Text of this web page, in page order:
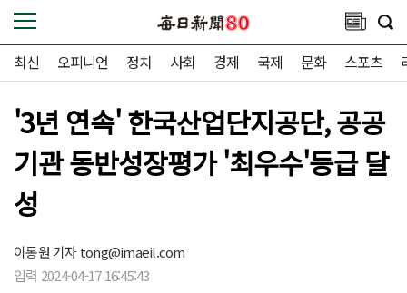
최신 오피니언 정치 사회 경제 국제 문화 스포츠
'3년 연속' 한국산업단지공단, 공공
기관 동반성장평가 '최우수'등급 달
성
이통원 기자tong@imaeil.com
입력 2024-04-17 16:45:43